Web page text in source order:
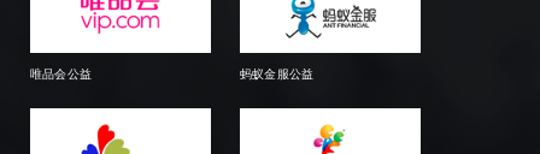
唯品会公益 蚂蚁金服公益